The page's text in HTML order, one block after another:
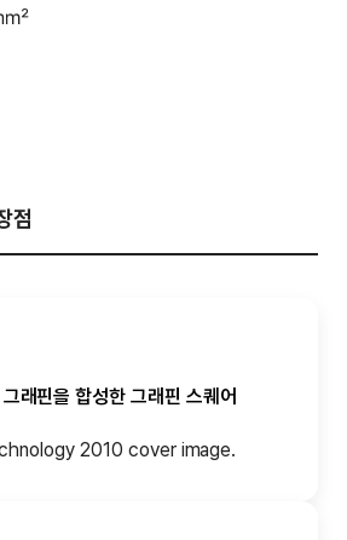
㎟
점
래핀을 합성한 그래핀 스퀘어
2010 cover image.